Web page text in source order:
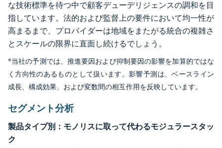
な技術標準を待つ中で顧客デューデリジェンスの調和を目
指しています。法的および監督上の要件において均一性が
高まるまで、プロバイダーは地域をまたがる統合の複雑さ
とスケールの限界に直面し続けるでしょう。
*当社の予測では、推進要因および抑制要因の影響を加算的ではな
く方向性のあるものとして扱います。影響予測は、ベースライン
成長、構成効果、および変数間の相互作用を反映しています。
セグメント分析
製品タイプ別：モノリスに取って代わるモジュラースタッ
ク